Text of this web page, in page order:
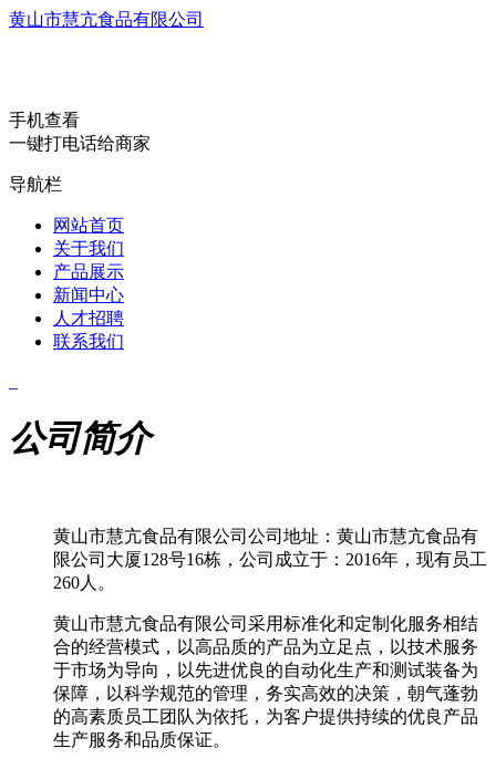
黄山市慧亢食品有限公司
手机查看
一键打电话给商家
导航栏
网站首页
关于我们
产品展示
新闻中心
人才招聘
联系我们
公司简介
黄山市慧亢食品有限公司公司地址：黄山市慧亢食品有
限公司大厦128号16栋，公司成立于：2016年，现有员工
260人。
黄山市慧亢食品有限公司采用标准化和定制化服务相结
合的经营模式，以高品质的产品为立足点，以技术服务
于市场为导向，以先进优良的自动化生产和测试装备为
保障，以科学规范的管理，务实高效的决策，朝气蓬勃
的高素质员工团队为依托，为客户提供持续的优良产品
生产服务和品质保证。